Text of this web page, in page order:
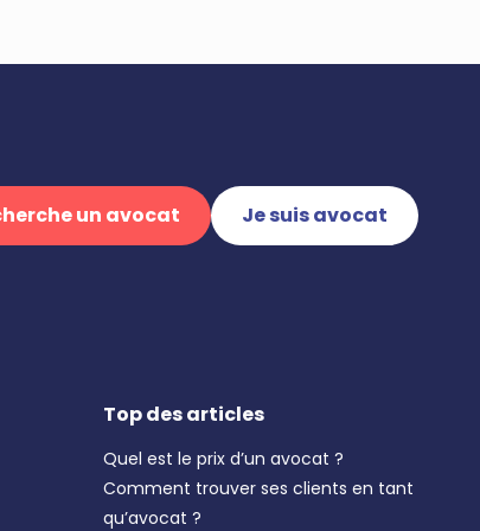
un avocat Je suis avocat
Top des articles
Quel est le prix d’un avocat ?
Comment trouver ses clients en tant
qu’avocat ?